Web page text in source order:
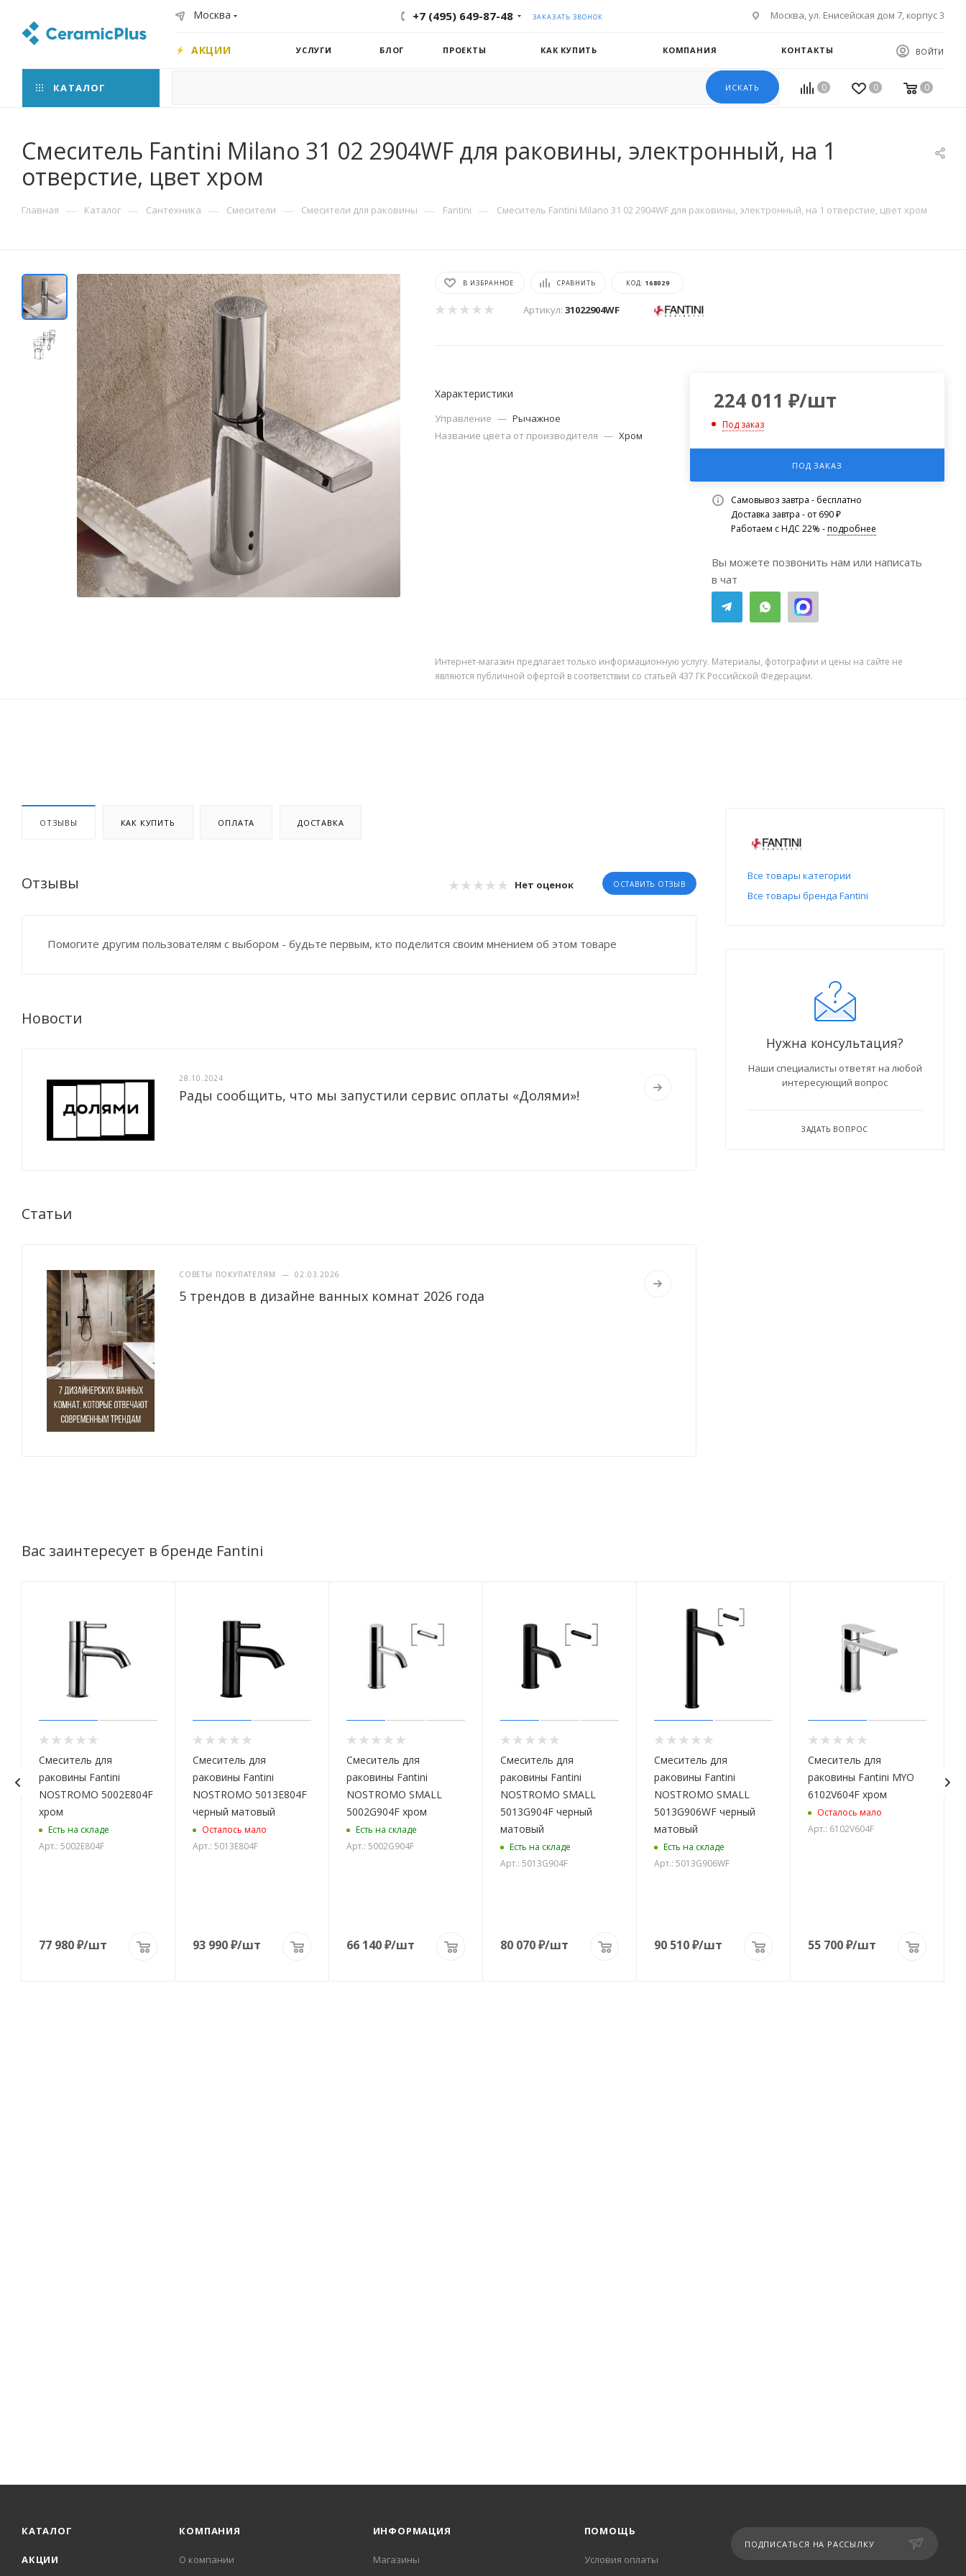
Москва +7 (495) 649-87-48 ЗАКАЗАТЬ ЗВОНОК Москва, ул. Енисейская дом 7, корпус 3
АКЦИИ УСЛУГИ БЛОГ ПРОЕКТЫ КАК КУПИТЬ КОМПАНИЯ КОНТАКТЫ ВОЙТИ
КАТАЛОГ ИСКАТЬ 0 0 0
Смеситель Fantini Milano 31 02 2904WF для раковины, электронный, на 1
отверстие, цвет хром
Главная — Каталог — Сантехника — Смесители — Смесители для раковины — Fantini — Смеситель Fantini Milano 31 02 2904WF для раковины, электронный, на 1 отверстие, цвет хром
В ИЗБРАННОЕ СРАВНИТЬ КОД: 168029
Артикул: 31022904WF
Характеристики
Управление — Рычажное
Название цвета от производителя — Хром
224 011 ₽/шт
Под заказ
ПОД ЗАКАЗ
Самовывоз завтра - бесплатно
Доставка завтра - от 690 ₽
Работаем с НДС 22% -подробнее
Вы можете позвонить нам или написать
в чат
Интернет-магазин предлагает только информационную услугу. Материалы, фотографии и цены на сайте не
являются публичной офертой в соответствии со статьей 437 ГК Российской Федерации.
ОТЗЫВЫ КАК КУПИТЬ ОПЛАТА ДОСТАВКА
Отзывы Нет оценок ОСТАВИТЬ ОТЗЫВ
Помогите другим пользователям с выбором - будьте первым, кто поделится своим мнением об этом товаре
Новости
28.10.2024
Рады сообщить, что мы запустили сервис оплаты «Долями»!
Статьи
СОВЕТЫ ПОКУПАТЕЛЯМ — 02.03.2026
5 трендов в дизайне ванных комнат 2026 года
Все товары категории
Все товары бренда Fantini
Нужна консультация?
Наши специалисты ответят на любой
интересующий вопрос
ЗАДАТЬ ВОПРОС
Вас заинтересует в бренде Fantini
Смеситель для
раковины Fantini
NOSTROMO 5002E804F
хром
Есть на складе
Арт.: 5002E804F
77 980₽/шт
Смеситель для
раковины Fantini
NOSTROMO 5013E804F
черный матовый
Осталось мало
Арт.: 5013E804F
93 990₽/шт
Смеситель для
раковины Fantini
NOSTROMO SMALL
5002G904F хром
Есть на складе
Арт.: 5002G904F
66 140₽/шт
Смеситель для
раковины Fantini
NOSTROMO SMALL
5013G904F черный
матовый
Есть на складе
Арт.: 5013G904F
80 070₽/шт
Смеситель для
раковины Fantini
NOSTROMO SMALL
5013G906WF черный
матовый
Есть на складе
Арт.: 5013G906WF
90 510₽/шт
Смеситель для
раковины Fantini MYO
6102V604F хром
Осталось мало
Арт.: 6102V604F
55 700₽/шт
КАТАЛОГ
АКЦИИ
КОМПАНИЯ
О компании
ИНФОРМАЦИЯ
Магазины
ПОМОЩЬ
Условия оплаты
ПОДПИСАТЬСЯ НА РАССЫЛКУ